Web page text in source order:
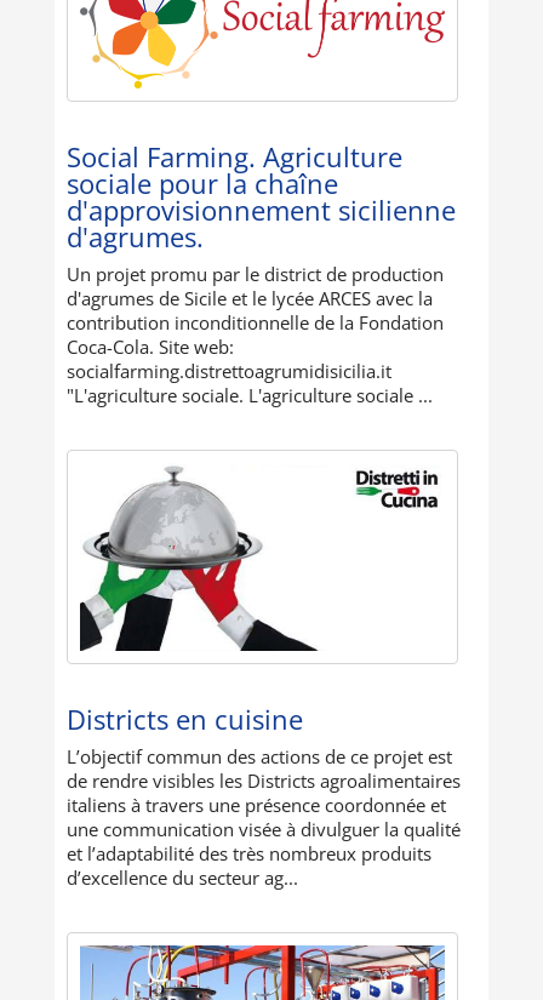
Social Farming. Agriculture
sociale pour la chaîne
d'approvisionnement sicilienne
d'agrumes.
Un projet promu par le district de production
d'agrumes de Sicile et le lycée ARCES avec la
contribution inconditionnelle de la Fondation
Coca-Cola. Site web:
socialfarming.distrettoagrumidisicilia.it
"L'agriculture sociale. L'agriculture sociale ...
Districts en cuisine
L’objectif commun des actions de ce projet est
de rendre visibles les Districts agroalimentaires
italiens à travers une présence coordonnée et
une communication visée à divulguer la qualité
et l’adaptabilité des très nombreux produits
d’excellence du secteur ag...